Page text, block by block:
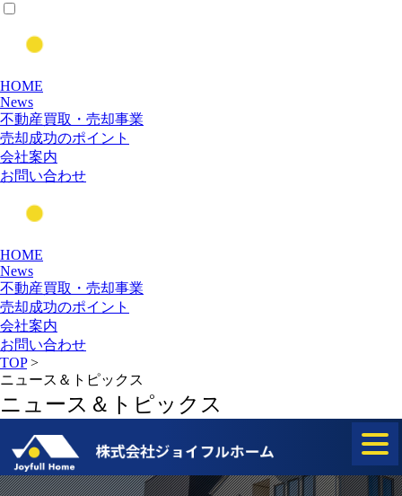
HOME
News
不動産買取・売却事業
売却成功のポイント
会社案内
お問い合わせ
HOME
News
不動産買取・売却事業
売却成功のポイント
会社案内
お問い合わせ
TOP>
ニュース＆トピックス
ニュース＆トピックス